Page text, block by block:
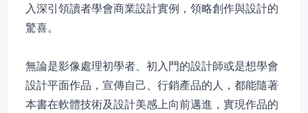
入深引領讀者學會商業設計實例，領略創作與設計的
驚喜。
無論是影像處理初學者、初入門的設計師或是想學會
設計平面作品，宣傳自己、行銷產品的人，都能隨著
本書在軟體技術及設計美感上向前邁進，實現作品的